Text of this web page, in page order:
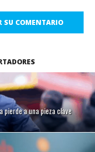
SU COMENTARIO
pierde a una pieza clave